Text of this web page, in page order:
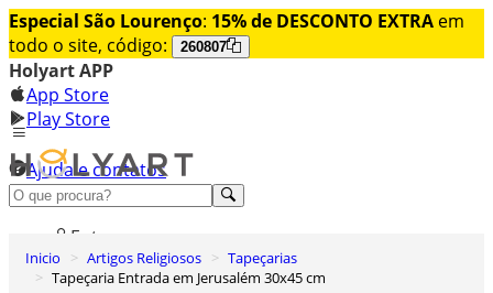
Especial São Lourenço: 15% de DESCONTO EXTRA em
todo o site, código:
260807
Holyart APP
App Store
Play Store
Ajuda e contatos
Conheça premium
Entrar
Lista de Desejos
Inicio Artigos Religiosos
Tapeçarias
Tapeçaria Entrada em Jerusalém 30x45 cm